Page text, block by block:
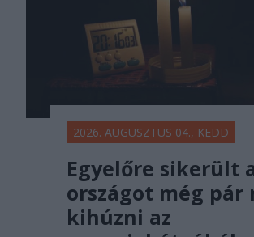
2026. AUGUSZTUS 04., KEDD
Egyelőre sikerült
országot még pár
kihúzni az